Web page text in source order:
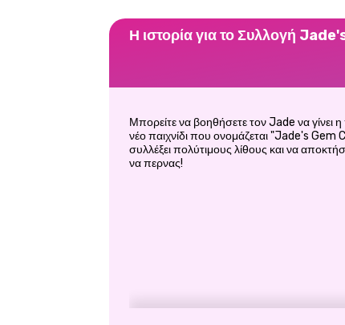
Η ιστορία για το Συλλογή
Μπορείτε να βοηθήσετε τον Jade να γίνει
νέο παιχνίδι που ονομάζεται "Jade's
συλλέξει πολύτιμους λίθους και να
να περνας!